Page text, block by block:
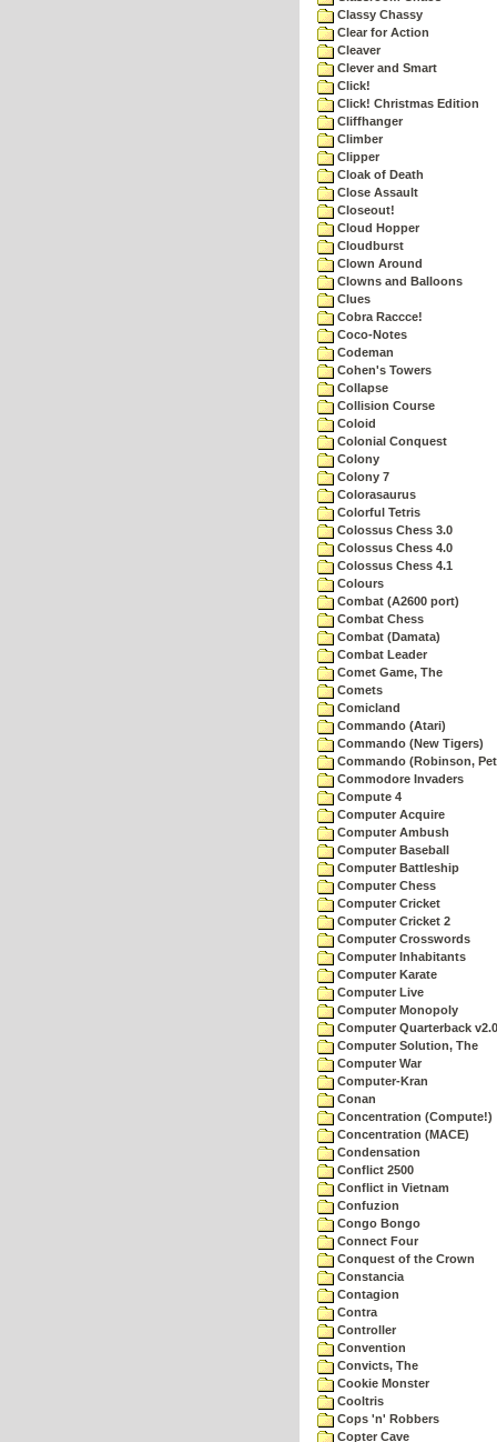
Classy Chassy
Clear for Action
Cleaver
Clever and Smart
Click!
Click! Christmas Edition
Cliffhanger
Climber
Clipper
Cloak of Death
Close Assault
Closeout!
Cloud Hopper
Cloudburst
Clown Around
Clowns and Balloons
Clues
Cobra Raccce!
Coco-Notes
Codeman
Cohen's Towers
Collapse
Collision Course
Coloid
Colonial Conquest
Colony
Colony 7
Colorasaurus
Colorful Tetris
Colossus Chess 3.0
Colossus Chess 4.0
Colossus Chess 4.1
Colours
Combat (A2600 port)
Combat Chess
Combat (Damata)
Combat Leader
Comet Game, The
Comets
Comicland
Commando (Atari)
Commando (New Tigers)
Commando (Robinson,
Commodore Invaders
Compute 4
Computer Acquire
Computer Ambush
Computer Baseball
Computer Battleship
Computer Chess
Computer Cricket
Computer Cricket 2
Computer Crosswords
Computer Inhabitants
Computer Karate
Computer Live
Computer Monopoly
Computer Quarterback v2.0
Computer Solution, The
Computer War
Computer-Kran
Conan
Concentration (Compute!)
Concentration (MACE)
Condensation
Conflict 2500
Conflict in Vietnam
Confuzion
Congo Bongo
Connect Four
Conquest of the Crown
Constancia
Contagion
Contra
Controller
Convention
Convicts, The
Cookie Monster
Cooltris
Cops 'n' Robbers
Copter Cave